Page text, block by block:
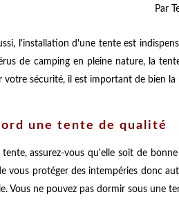
Par
l'installation d'une tente est
de camping en pleine nature, la
votre sécurité, il est important de bien
une tente de qualité
assurez-vous qu'elle soit de
vous protéger des intempéries donc
Vous ne pouvez pas dormir sous une